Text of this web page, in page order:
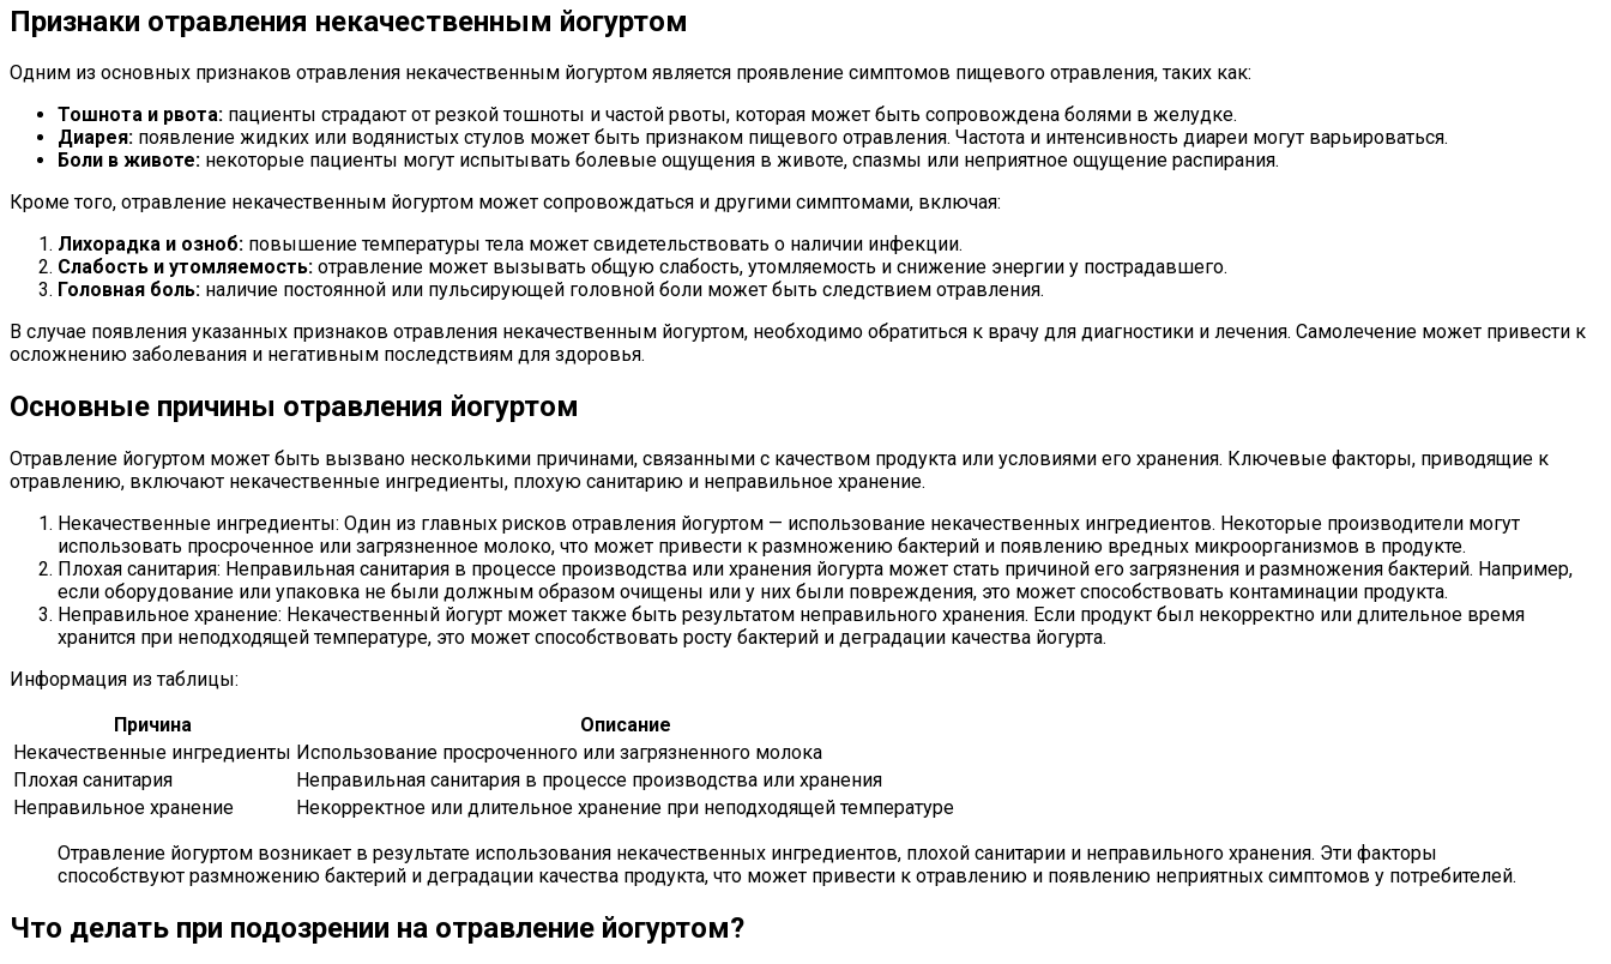
Признаки отравления некачественным йогуртом
Одним из основных признаков отравления некачественным йогуртом является проявление симптомов пищевого отравления, таких как:
Тошнота и рвота: пациенты страдают от резкой тошноты и частой рвоты, которая может быть сопровождена болями в желудке.
Диарея: появление жидких или водянистых стулов может быть признаком пищевого отравления. Частота и интенсивность диареи могут варьироваться.
Боли в животе: некоторые пациенты могут испытывать болевые ощущения в животе, спазмы или неприятное ощущение распирания.
Кроме того, отравление некачественным йогуртом может сопровождаться и другими симптомами, включая:
Лихорадка и озноб: повышение температуры тела может свидетельствовать о наличии инфекции.
Слабость и утомляемость: отравление может вызывать общую слабость, утомляемость и снижение энергии у пострадавшего.
Головная боль: наличие постоянной или пульсирующей головной боли может быть следствием отравления.
В случае появления указанных признаков отравления некачественным йогуртом, необходимо обратиться к врачу для диагностики и лечения. Самолечение может привести к
осложнению заболевания и негативным последствиям для здоровья.
Основные причины отравления йогуртом
Отравление йогуртом может быть вызвано несколькими причинами, связанными с качеством продукта или условиями его хранения. Ключевые факторы, приводящие к
отравлению, включают некачественные ингредиенты, плохую санитарию и неправильное хранение.
Некачественные ингредиенты: Один из главных рисков отравления йогуртом — использование некачественных ингредиентов. Некоторые производители могут
использовать просроченное или загрязненное молоко, что может привести к размножению бактерий и появлению вредных микроорганизмов в продукте.
Плохая санитария: Неправильная санитария в процессе производства или хранения йогурта может стать причиной его загрязнения и размножения бактерий. Например,
если оборудование или упаковка не были должным образом очищены или у них были повреждения, это может способствовать контаминации продукта.
Неправильное хранение: Некачественный йогурт может также быть результатом неправильного хранения. Если продукт был некорректно или длительное время
хранится при неподходящей температуре, это может способствовать росту бактерий и деградации качества йогурта.
Информация из таблицы:
Причина
Описание
Некачественные ингредиенты Использование просроченного или загрязненного молока
Плохая санитария
Неправильная санитария в процессе производства или хранения
Неправильное хранение
Некорректное или длительное хранение при неподходящей температуре
Отравление йогуртом возникает в результате использования некачественных ингредиентов, плохой санитарии и неправильного хранения. Эти факторы
способствуют размножению бактерий и деградации качества продукта, что может привести к отравлению и появлению неприятных симптомов у потребителей.
Что делать при подозрении на отравление йогуртом?